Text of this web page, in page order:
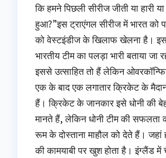
कि हमने पिछली सीरीज जीती या हारी
हुआ?”इस ट्राएंगल सीरीज में भारत को
को वेस्टइंडीज के खिलाफ खेलना है। इस
भारतीय टीम का पलड़ा भारी बताया जा
इससे उत्‍साहित तो हैं लेकिन
एक के बाद एक लगातार क्रिकेट के मैदान
हैं। क्रिकेट के जानकार इसे धोनी की
मानते हैं, लेकिन धोनी टीम की सफलता
रूम के दोस्ताना माहौल को देते हैं। जहां
की कामयाबी पर खुश होता है। इंग्लैंड में